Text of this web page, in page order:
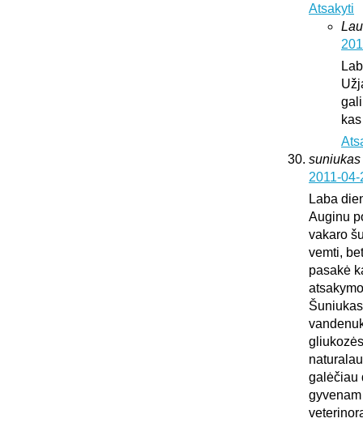
Atsakyti
suniukas
2011-
Laba
Auginu
vakaro
vemti,
pasakė
galėčiau